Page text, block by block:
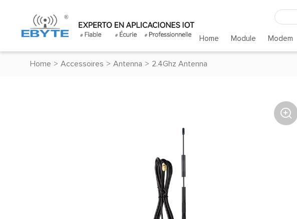
Home Module Modem
Home > Accessoires > Antenna > 2.4Ghz Antenna
